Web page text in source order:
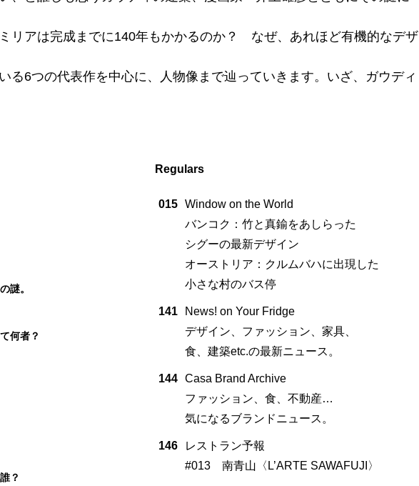
リアは完成までに140年もかかるのか？ なぜ、あれほど有機的なデザ
る6つの代表作を中心に、人物像まで辿っていきます。いざ、ガウディ
謎。
何者？
？
Regulars
015 Window on the World
バンコク：竹と真鍮をあしらった
シグーの最新デザイン
オーストリア：クルムバハに出現した
小さな村のバス停
141
News! on Your Fridge
デザイン、ファッション、家具、
食、建築etc.の最新ニュース。
144 Casa Brand Archive
ファッション、食、不動産…
気になるブランドニュース。
146
レストラン予報
#013 南青山〈L’ARTE SAWAFUJI〉